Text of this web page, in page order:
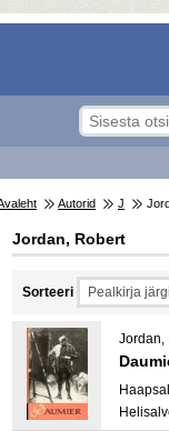
Autorid J
Jordan, Robert
Sorteeri
Jordan,